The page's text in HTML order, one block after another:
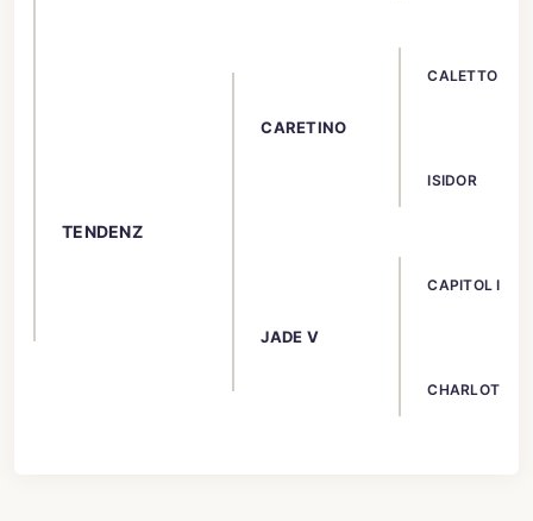
TENDENZ
CARETINO
JADE V
CALETTO II
ISIDOR
CAPITOL I
CHARLOTTE